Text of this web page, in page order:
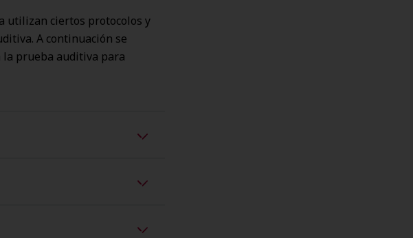
utilizan ciertos protocolos y
A continuación se
la prueba auditiva para